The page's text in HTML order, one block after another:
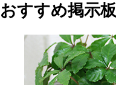
おすすめ掲示板